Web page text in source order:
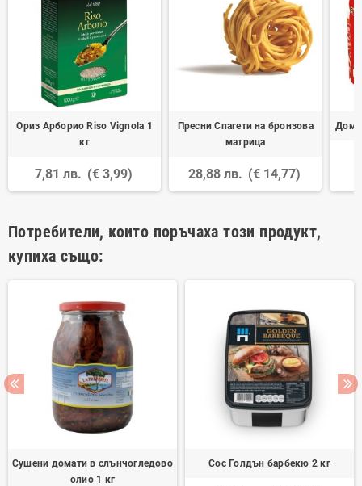
Ориз Арборио Riso Vignola 1
кг
7,81 лв. (€ 3,99)
Пресни Спагети на бронзова
матрица
28,88 лв. (€ 14,77)
Потребители, които поръчаха този продукт,
купиха също:
Сушени домати в слънчогледово
олио 1 кг
Сос Голдън барбекю 2 кг